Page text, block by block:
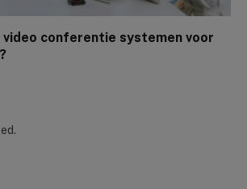
video conferentie systemen voor